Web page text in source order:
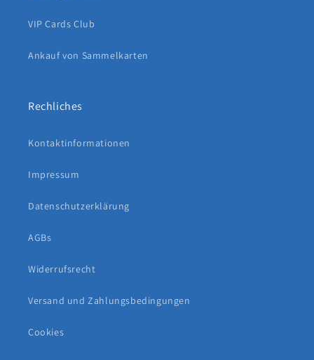
VIP Cards Club
Ankauf von Sammelkarten
Rechliches
Kontaktinformationen
Impressum
Datenschutzerklärung
AGBs
Widerrufsrecht
Versand und Zahlungsbedingungen
Cookies